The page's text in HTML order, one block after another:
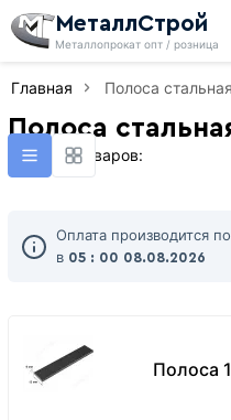
МеталлСтрой
Металлопрокат опт / розница
Главная Полоса стальная
Полоса
Найдено товаров:
Оплата производится
в 05 : 00 08.08.2026
Полоса